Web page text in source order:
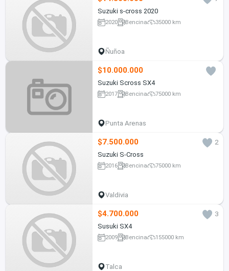
Suzuki s-cross 2020
2020 Bencina 35000 km
Ñuñoa
$10.000.000
Suzuki Scross SX4
2017 Bencina 75000 km
Punta Arenas
$7.500.000
2
Suzuki S-Cross
2016 Bencina 75000 km
Valdivia
$4.700.000
3
Susuki SX4
2009 Bencina 155000 km
Talca